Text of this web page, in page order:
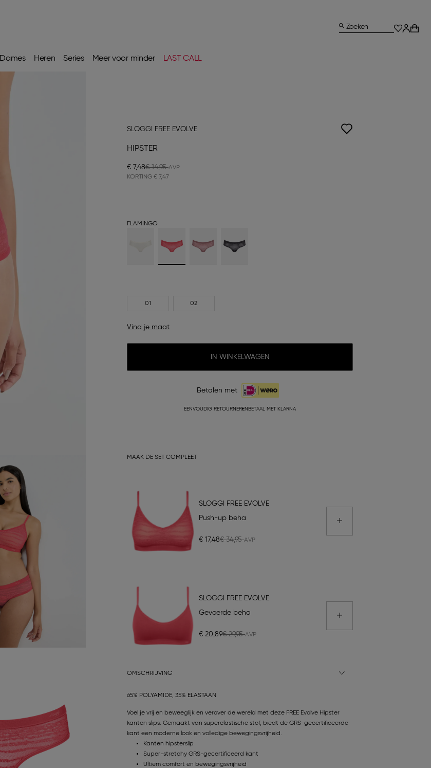
Dames Heren Series Meer voor minder LAST CALL
Zoeken
SLOGGI FREE EVOLVE
HIPSTER
€ 7,48€ 14,95
KORTING € 7,47
FLAMINGO
01 02
Vind je maat
IN WINKELWAGEN
Betalen met
EENVOUDIG RETOURNEREN BETAAL MET KLARNA
MAAK DE SET COMPLEET
SLOGGI FREE EVOLVE
Push-up beha
€ 17,48€ 34,95
SLOGGI FREE EVOLVE
Gevoerde beha
€ 20,89€ 29,95
OMSCHRIJVING
65% POLYAMIDE, 35% ELASTAAN
Voel je vrij en beweeglijk en verover de wereld met deze FREE Evolve Hipster
kanten slips. Gemaakt van superelastische stof, biedt de GRS-gecertificeerde
kant een moderne look en volledige bewegingsvrijheid.
Kanten hipsterslip
Super-stretchy GRS-gecertificeerd kant
Ultiem comfort en bewegingsvrijheid